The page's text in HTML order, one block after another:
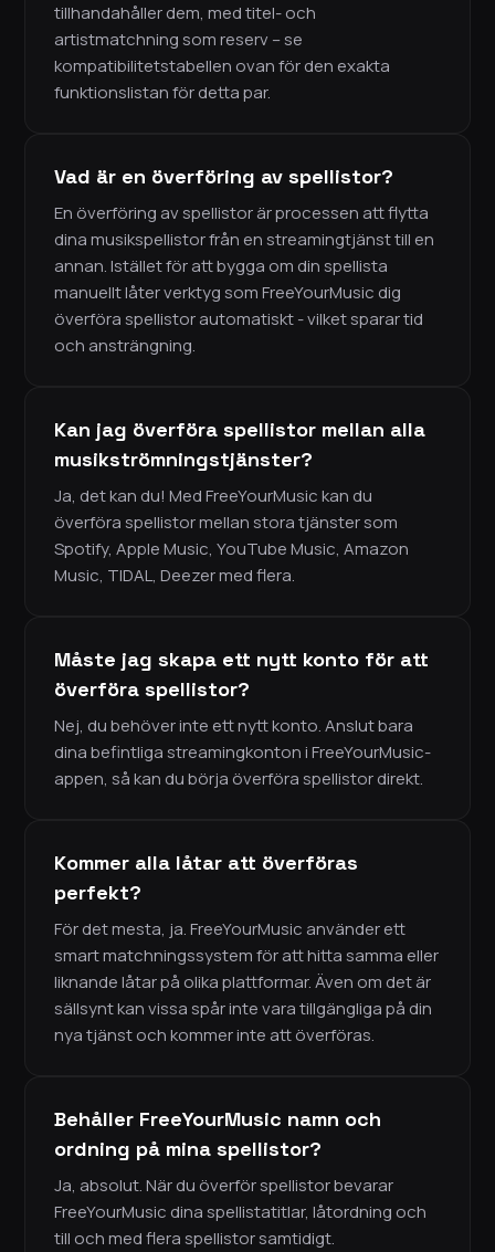
tillhandahåller dem, med titel- och
artistmatchning som reserv – se
kompatibilitetstabellen ovan för den exakta
funktionslistan för detta par.
Vad är en överföring av spellistor?
En överföring av spellistor är processen att flytta
dina musikspellistor från en streamingtjänst till en
annan. Istället för att bygga om din spellista
manuellt låter verktyg som FreeYourMusic dig
överföra spellistor automatiskt - vilket sparar tid
och ansträngning.
Kan jag överföra spellistor mellan alla
musikströmningstjänster?
Ja, det kan du! Med FreeYourMusic kan du
överföra spellistor mellan stora tjänster som
Spotify, Apple Music, YouTube Music, Amazon
Music, TIDAL, Deezer med flera.
Måste jag skapa ett nytt konto för att
överföra spellistor?
Nej, du behöver inte ett nytt konto. Anslut bara
dina befintliga streamingkonton i FreeYourMusic-
appen, så kan du börja överföra spellistor direkt.
Kommer alla låtar att överföras
perfekt?
För det mesta, ja. FreeYourMusic använder ett
smart matchningssystem för att hitta samma eller
liknande låtar på olika plattformar. Även om det är
sällsynt kan vissa spår inte vara tillgängliga på din
nya tjänst och kommer inte att överföras.
Behåller FreeYourMusic namn och
ordning på mina spellistor?
Ja, absolut. När du överför spellistor bevarar
FreeYourMusic dina spellistatitlar, låtordning och
till och med flera spellistor samtidigt.